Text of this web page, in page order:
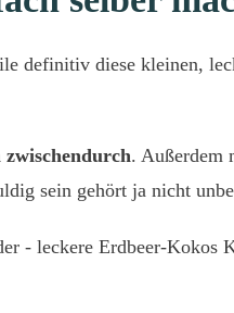
definitiv diese kleinen,
. Außerdem
sein gehört ja nicht